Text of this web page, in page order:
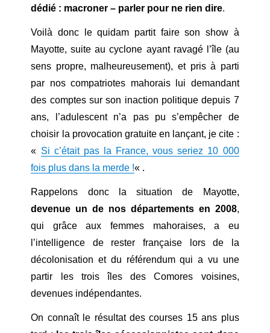
dédié : macroner – parler pour ne rien dire.
Voilà donc le quidam partit faire son show à
Mayotte, suite au cyclone ayant ravagé l’île (au
sens propre, malheureusement), et pris à parti
par nos compatriotes mahorais lui demandant
des comptes sur son inaction politique depuis 7
ans, l’adulescent n’a pas pu s’empêcher de
choisir la provocation gratuite en lançant, je cite :
« Si c’était pas la France, vous seriez 10 000
fois plus dans la merde !« .
Rappelons donc la situation de Mayotte,
devenue un de nos départements en 2008,
qui grâce aux femmes mahoraises, a eu
l’intelligence de rester française lors de la
décolonisation et du référendum qui a vu une
partir les trois îles des Comores voisines,
devenues indépendantes.
On connaît le résultat des courses 15 ans plus